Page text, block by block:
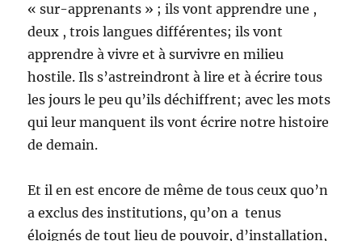
« sur-apprenants » ; ils vont apprendre une ,
deux , trois langues différentes; ils vont
apprendre à vivre et à survivre en milieu
hostile. Ils s’astreindront à lire et à écrire tous
les jours le peu qu’ils déchiffrent; avec les mots
qui leur manquent ils vont écrire notre histoire
de demain.
Et il en est encore de même de tous ceux quo’n
a exclus des institutions, qu’on a tenus
éloignés de tout lieu de pouvoir, d’installation,